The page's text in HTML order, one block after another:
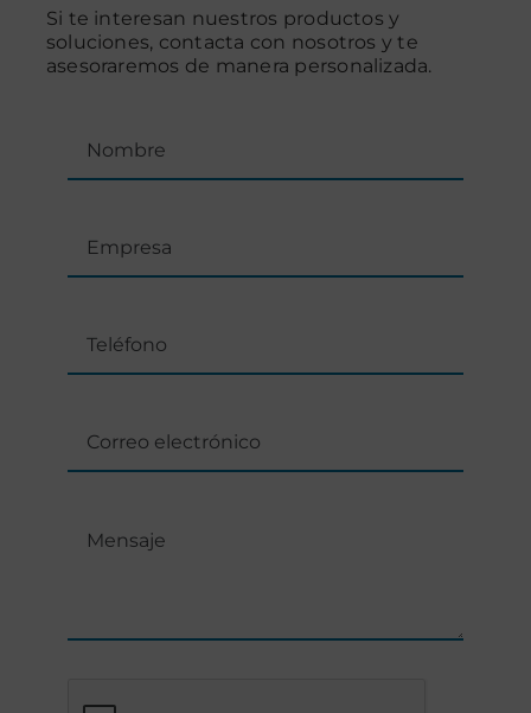
Si te interesan nuestros productos y
soluciones, contacta con nosotros y te
asesoraremos de manera personalizada.